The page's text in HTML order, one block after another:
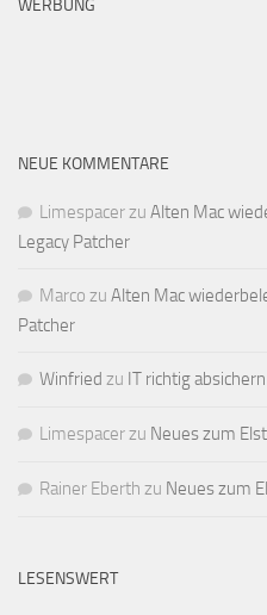
WERBUNG
NEUE KOMMENTARE
Limespacerzu Alten Mac
Legacy Patcher
Marco zu Alten Mac
Patcher
Winfried zu IT richtig
Limespacerzu Neues zum
Rainer Eberth zu Neues zum
LESENSWERT